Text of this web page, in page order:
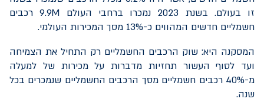
זו בעולם. בשנת 2023 נמכרו ברחבי העולם
9.9Mרכבים
חשמליים חדשים המהווים כ-13% מסך המכירות העולמי.
המסקנה היא: שוק הרכבים החשמליים רק התחיל את הצמיחה
ועד לסוף העשור תחזיות מדברות על מכירות של למעלה
מ-40% רכבים חשמליים מסך הרכבים החשמליים שנמכרים בכל
שנה.